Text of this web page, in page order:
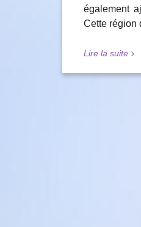
également
Cette région
Lire la suite